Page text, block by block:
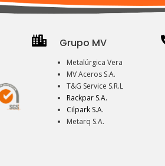
 Grupo MV
Metalúrgica Vera
MV Aceros S.A.
T&G Service S.R.L
Rackpar S.A.
Cilpark S.A.
Metarq S.A.